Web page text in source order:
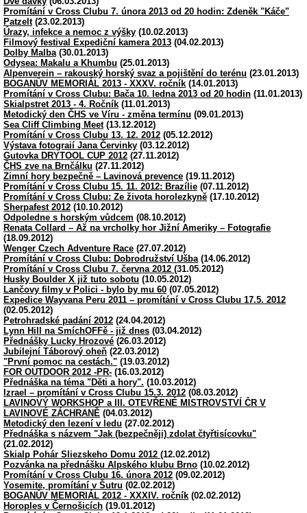
Promítání v Cross Clubu 7. února 2013 od 20 hodin: Zdeněk "Káče"
Patzelt(23.02.2013)
Úrazy, infekce a nemoc z výšky (10.02.2013)
Filmový festival Expediční kamera 2013 (04.02.2013)
Dolby Malba(30.01.2013)
Odysea: Makalu a Khumbu (25.01.2013)
Alpenverein – rakouský horský svaz a pojištění do terénu (23.01.2013)
BOGANŮV MEMORIÁL 2013 - XXXV. ročník (14.01.2013)
Promítání v Cross Clubu: Bača 10. ledna 2013 od 20 hodin (11.01.2013)
Skialpstret 2013 - 4. Ročník (11.01.2013)
Metodický den ČHS ve Víru - změna termínu (09.01.2013)
Sea Cliff Climbing Meet(13.12.2012)
Promítání v Cross Clubu 13. 12. 2012 (05.12.2012)
Výstava fotograií Jana Červinky (03.12.2012)
Gutovka DRYTOOL CUP 2012 (27.11.2012)
ČHS zve na Brnčálku (27.11.2012)
Zimní hory bezpečně – Lavinová prevence (19.11.2012)
Promítání v Cross Clubu 15. 11. 2012: Brazílie (07.11.2012)
Promítání v Cross Clubu: Ze života horolezkyně (17.10.2012)
Sherpafest 2012 (10.10.2012)
Odpoledne s horským vůdcem (08.10.2012)
Renata Collard – Až na vrcholky hor Jižní Ameriky – Fotografie
(18.09.2012)
Wenger Czech Adventure Race (27.07.2012)
Promítání v Cross Clubu: Dobrodružství Ušba(14.06.2012)
Promítání v Cross Clubu 7. června 2012 (31.05.2012)
Husky Boulder X již tuto sobotu (10.05.2012)
Lančovy filmy v Polici - bylo by mu 60 (07.05.2012)
Expedice Wayvana Peru 2011 – promítání v Cross Clubu 17.5. 2012
(02.05.2012)
Petrohradské padání 2012 (24.04.2012)
Lynn Hill na SmíchOFFě - již dnes (03.04.2012)
Přednášky Lucky Hrozové (26.03.2012)
Jubilejní Táborový oheň (22.03.2012)
"První pomoc na cestách." (19.03.2012)
FOR OUTDOOR 2012 -PR- (16.03.2012)
Přednáška na téma "Děti a hory". (10.03.2012)
Izrael – promítání v Cross Clubu 15.3. 2012 (08.03.2012)
LAVINOVÝ WORKSHOP a III. OTEVŘENÉ MISTROVSTVÍ ČR V
LAVINOVÉ ZÁCHRANĚ (04.03.2012)
Metodický den lezení v ledu (27.02.2012)
Přednáška s názvem "Jak (bezpečněji) zdolat čtyřtisícovku"
(21.02.2012)
Skialp Pohár Sliezskeho Domu 2012 (12.02.2012)
Pozvánka na přednášku Alpského klubu Brno (10.02.2012)
Promítání v Cross Clubu 16. února 2012 (09.02.2012)
Yosemite, promítání v Šutru (02.02.2012)
BOGANŮV MEMORIÁL 2012 - XXXIV. ročník (02.02.2012)
Horoples v Černošicích (19.01.2012)